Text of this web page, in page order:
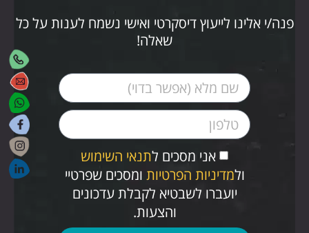
פנה/י אלינו לייעוץ דיסקרטי ואישי נשמח לענות על כל
שאלה!
אני מסכים לתנאי השימוש
ולמדיניות הפרטיות ומסכים שפרטיי
יועברו לשבטיא לקבלת עדכונים
והצעות.